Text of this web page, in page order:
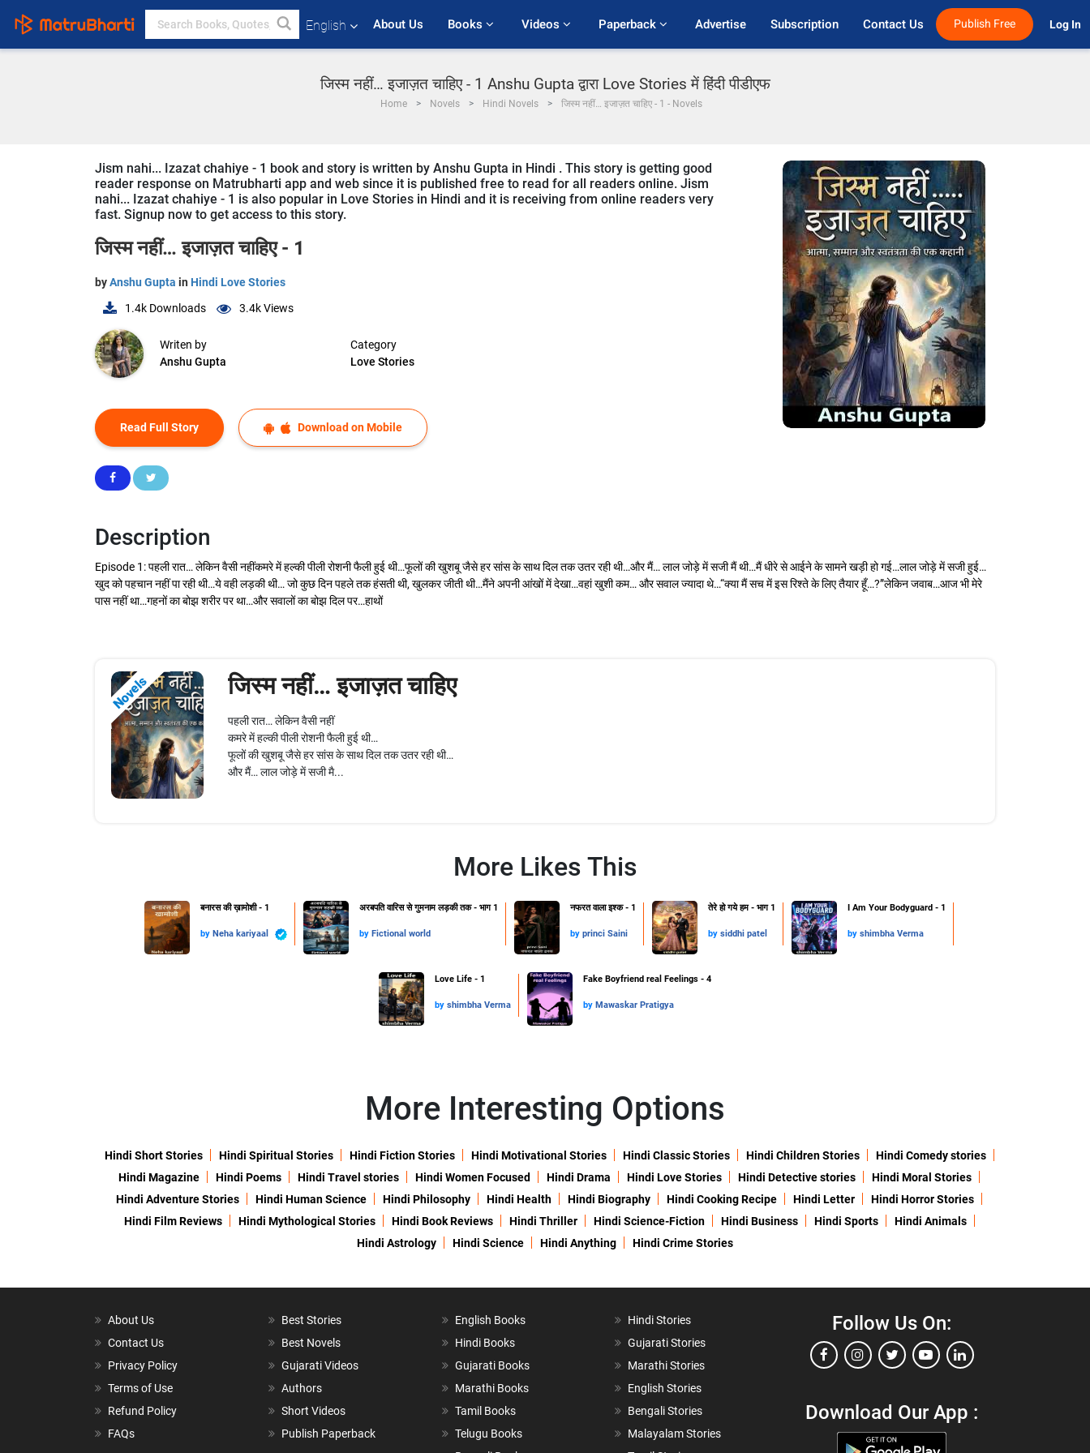
English About Us Books Videos Paperback Advertise Subscription Contact Us Publish Free Log In
जिस्म नहीं… इजाज़त चाहिए - 1 Anshu Gupta द्वारा Love Stories में हिंदी पीडीएफ
Home Novels Hindi Novels जिस्म नहीं… इजाज़त चाहिए - 1 - Novels
Jism nahi... Izazat chahiye - 1 book and story is written by Anshu Gupta in Hindi . This story is getting good
reader response on Matrubharti app and web since it is published free to read for all readers online. Jism
nahi... Izazat chahiye - 1 is also popular in Love Stories in Hindi and it is receiving from online readers very
fast. Signup now to get access to this story.
जिस्म नहीं… इजाज़त चाहिए - 1
byAnshu Gupta in Hindi Love Stories
1.4k Downloads 3.4kViews
Writen by
Anshu Gupta
Category
Love Stories
Read Full Story Download on Mobile
Description
Episode 1: पहली रात… लेकिन वैसी नहींकमरे में हल्की पीली रोशनी फैली हुई थी…फूलों की खुशबू जैसे हर सांस के साथ दिल तक उतर रही थी…और मैं… लाल जोड़े में सजी मैं थी…मैं धीरे से आईने के सामने खड़ी हो गई…लाल जोड़े में सजी हुई…
खुद को पहचान नहीं पा रही थी…ये वही लड़की थी… जो कुछ दिन पहले तक हंसती थी, खुलकर जीती थी…मैंने अपनी आंखों में देखा…वहां खुशी कम… और सवाल ज्यादा थे…“क्या मैं सच में इस रिश्ते के लिए तैयार हूँ…?”लेकिन जवाब…आज भी मेरे
पास नहीं था…गहनों का बोझ शरीर पर था…और सवालों का बोझ दिल पर…हाथों
Novels जिस्म नहीं… इजाज़त चाहिए
पहली रात… लेकिन वैसी नहीं
कमरे में हल्की पीली रोशनी फैली हुई थी…
फूलों की खुशबू जैसे हर सांस के साथ दिल तक उतर रही थी…
और मैं… लाल जोड़े में सजी मै...
More Likes This
बनारस की ख़ामोशी - 1
by Neha kariyaal
अरबपति वारिस से गुमनाम लड़की तक - भाग 1
by Fictional world
नफरत वाला इश्क - 1
by princi Saini
तेरे हो गये हम - भाग 1
by siddhi patel
I Am Your Bodyguard - 1
by shimbha Verma
Love Life - 1
by shimbha Verma
Fake Boyfriend real Feelings - 4
by Mawaskar Pratigya
More Interesting Options
Hindi Short Stories Hindi Spiritual Stories Hindi Fiction Stories Hindi Motivational Stories Hindi Classic Stories Hindi Children Stories
Hindi Comedy stories
Hindi Magazine
Hindi Poems Hindi Travel stories Hindi Women Focused Hindi Drama Hindi Love Stories Hindi Detective stories
Hindi Moral Stories
Hindi Adventure Stories
Hindi Human Science Hindi Philosophy Hindi Health Hindi Biography Hindi Cooking Recipe Hindi Letter
Hindi Horror Stories
Hindi Film Reviews
Hindi Mythological Stories Hindi Book Reviews Hindi Thriller Hindi Science-Fiction Hindi Business Hindi Sports
Hindi Animals
Hindi Astrology
Hindi Science Hindi Anything Hindi Crime Stories
About Us
Contact Us
Privacy Policy
Terms of Use
Refund Policy
FAQs
Best Stories
Best Novels
Gujarati Videos
Authors
Short Videos
Publish Paperback
English Books
Hindi Books
Gujarati Books
Marathi Books
Tamil Books
Telugu Books
Hindi Stories
Gujarati Stories
Marathi Stories
English Stories
Bengali Stories
Malayalam Stories
Follow Us On:
Download Our App :